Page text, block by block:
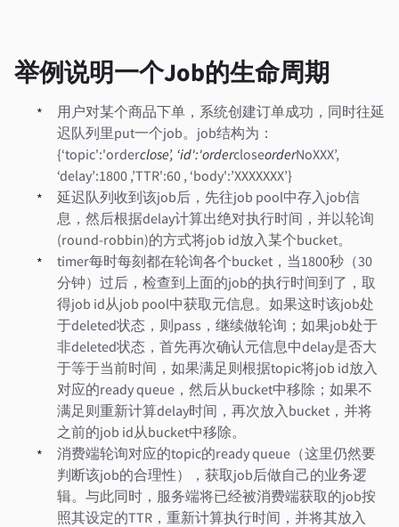
举例说明一个Job的生命周期
用户对某个商品下单，系统创建订单成功，同时往延
迟队列里put一个job。job结构为：
{‘topic':'orderclose’, ‘id':'ordercloseorderNoXXX’,
‘delay’:1800 ,’TTR':60 , ‘body':’XXXXXXX’}
延迟队列收到该job后，先往job pool中存入job信
息，然后根据delay计算出绝对执行时间，并以轮询
(round-robbin)的方式将job id放入某个bucket。
timer每时每刻都在轮询各个bucket，当1800秒（30
分钟）过后，检查到上面的job的执行时间到了，取
得job id从job pool中获取元信息。如果这时该job处
于deleted状态，则pass，继续做轮询；如果job处于
非deleted状态，首先再次确认元信息中delay是否大
于等于当前时间，如果满足则根据topic将job id放入
对应的ready queue，然后从bucket中移除；如果不
满足则重新计算delay时间，再次放入bucket，并将
之前的job id从bucket中移除。
消费端轮询对应的topic的ready queue（这里仍然要
判断该job的合理性），获取job后做自己的业务逻
辑。与此同时，服务端将已经被消费端获取的job按
照其设定的TTR，重新计算执行时间，并将其放入